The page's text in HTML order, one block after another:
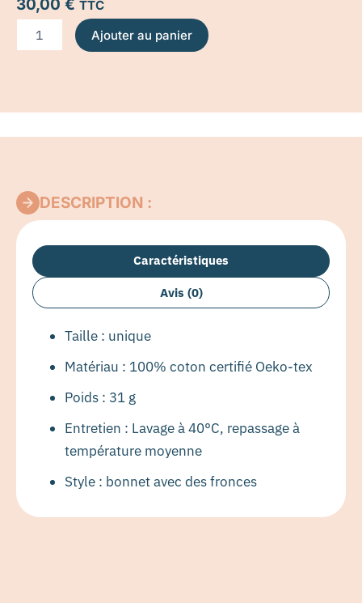
30,00 € TTC
Pointelle
Atelier
Foudre
Ajouter au panier
DESCRIPTION :
Caractéristiques
Avis (0)
Taille : unique
Matériau : 100% coton certifié Oeko-tex
Poids : 31 g
Entretien : Lavage à 40°C, repassage à
température moyenne
Style : bonnet avec des fronces